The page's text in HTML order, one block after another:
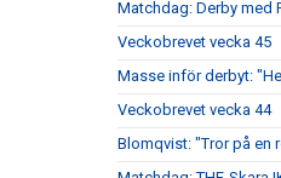
Matchdag: Derby med
Veckobrevet vecka 45
Masse inför derbyt:
Veckobrevet vecka 44
Blomqvist: "Tror på en